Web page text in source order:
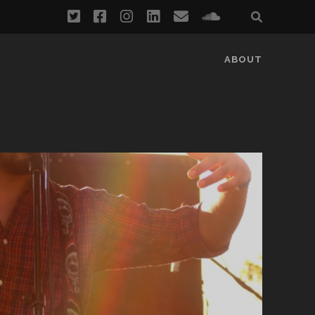
twitterfacebookinstagram
linkedin
emailsoundcloud
ABOUT